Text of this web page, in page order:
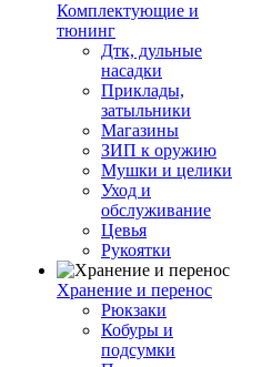
Комплектующие и
тюнинг
Дтк, дульные
насадки
Приклады,
затыльники
Магазины
ЗИП к оружию
Мушки и целики
Уход и
обслуживание
Цевья
Рукоятки
Хранение и перенос
Рюкзаки
Кобуры и
подсумки